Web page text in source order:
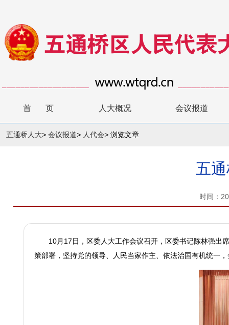
首 页 人大概况 会议报道
五通桥人大> 会议报道> 人代会> 浏览文章
五
时间：
10月17日，区委人大工作会议召开，区委书记陈林强出
策部署，坚持党的领导、人民当家作主、依法治国有机统一